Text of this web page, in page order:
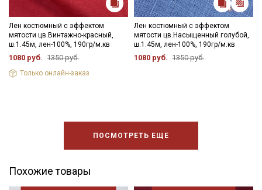
Лен костюмный с эффектом
мятости цв.Винтажно-красный,
ш.1.45м, лен-100%, 190гр/м.кв
1080 руб. 1350 руб.
Только онлайн-заказ
Лен костюмный с эффектом
мятости цв.Насыщенный голубой,
ш.1.45м, лен-100%, 190гр/м.кв
1080 руб. 1350 руб.
ПОСМОТРЕТЬ ЕЩЕ
Похожие товары